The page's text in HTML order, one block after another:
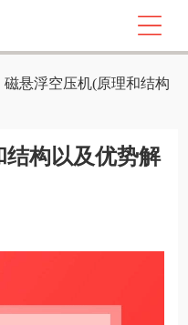
磁悬浮空压机(原理和结构
构以及优势解